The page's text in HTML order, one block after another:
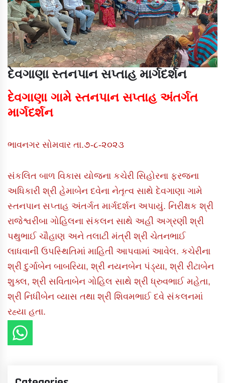
દેવગાણા સ્તનપાન સપ્તાહ માર્ગદર્શન
દેવગાણા ગામે સ્તનપાન સપ્તાહ અંતર્ગત
માર્ગદર્શન
ભાવનગર સોમવાર તા.૭-૮-૨૦૨૩
સંકલિત બાળ વિકાસ યોજના કચેરી સિહોરના ફરજના
અધિકારી શ્રી હેમાબેન દવેના નેતૃત્વ સાથે દેવગાણા ગામે
સ્તનપાન સપ્તાહ અંતર્ગત માર્ગદર્શન અપાયું. નિરીક્ષક શ્રી
રાજેશ્વરીબા ગોહિલના સંકલન સાથે અહી અગ્રણી શ્રી
પથુભાઈ ચૌહાણ અને તલાટી મંત્રી શ્રી ચેતનભાઈ
લાધવાની ઉપસ્થિતિમાં માહિતી આપવામાં આવેલ. કચેરીના
શ્રી દુર્ગાબેન બાબરિયા, શ્રી નયનબેન પંડ્યા, શ્રી રીટાબેન
શુક્લ, શ્રી સવિતાબેન ગોહિલ સાથે શ્રી ધ્રુવભાઈ મહેતા,
શ્રી નિધીબેન વ્યાસ તથા શ્રી શિવમભાઈ દવે સંકલનમાં
રહ્યા હતા.